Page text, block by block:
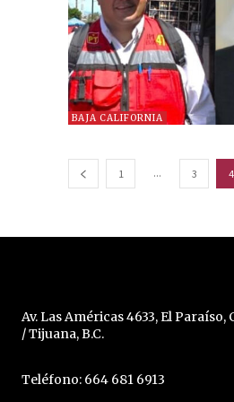
BAJA CALIFORNIA
1 ... 3 4
Av. Las Américas 4633, El Paraíso,
/ Tijuana, B.C.
Teléfono: 664 681 6913